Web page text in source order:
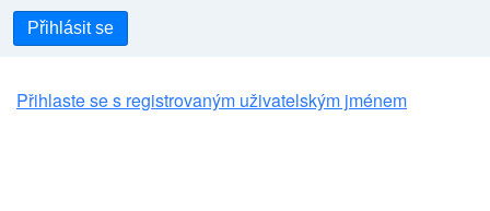
Přihlásit se
Přihlaste se s registrovaným uživatelským jménem